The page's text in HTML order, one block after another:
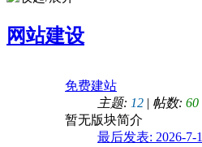
网站建设
免费建站
主题: 12 | 帖数: 60
暂无版块简介
最后发表: 2026-7-